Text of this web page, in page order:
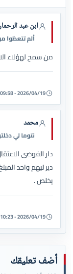
ابن عبد
ألم تتعظوا
من سمح لهؤلاء
2026/04/19 - 09:58
محمد
نتوما لي
دار الفوضى
دير ليهم واحد
يخلص .
2026/04/19 - 10:23
أضف تعليقك